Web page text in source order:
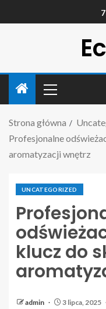
Strona główna
Profesjonalne
aromatyzacji wnętrz
UNCATEGORIZED
klucz do
admin 3 lipca, 2025